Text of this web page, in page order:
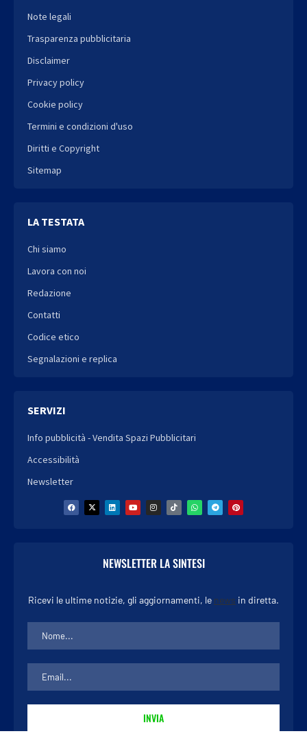
Note legali
Trasparenza pubblicitaria
Disclaimer
Privacy policy
Cookie policy
Termini e condizioni d'uso
Diritti e Copyright
Sitemap
LA TESTATA
Chi siamo
Lavora con noi
Redazione
Contatti
Codice etico
Segnalazioni e replica
SERVIZI
Info pubblicità - Vendita Spazi Pubblicitari
Accessibilità
Newsletter
NEWSLETTER LA SINTESI
Ricevi le ultime notizie, gli aggiornamenti, le news in diretta.